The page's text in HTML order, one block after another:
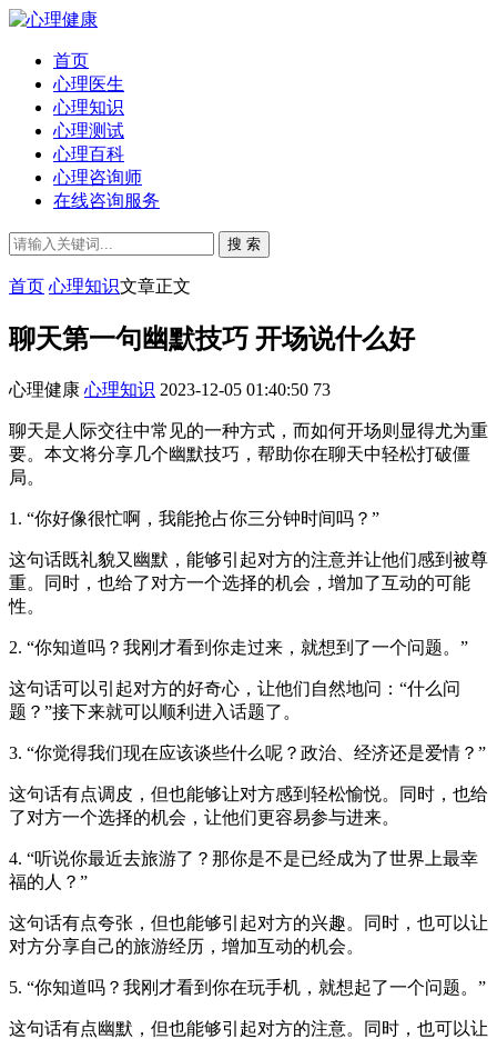
首页
心理医生
心理知识
心理测试
心理百科
心理咨询师
在线咨询服务
搜 索
首页 心理知识文章正文
聊天第一句幽默技巧 开场说什么好
心理健康 心理知识 2023-12-05 01:40:50 73
聊天是人际交往中常见的一种方式，而如何开场则显得尤为重
要。本文将分享几个幽默技巧，帮助你在聊天中轻松打破僵
局。
1. “你好像很忙啊，我能抢占你三分钟时间吗？”
这句话既礼貌又幽默，能够引起对方的注意并让他们感到被尊
重。同时，也给了对方一个选择的机会，增加了互动的可能
性。
2. “你知道吗？我刚才看到你走过来，就想到了一个问题。”
这句话可以引起对方的好奇心，让他们自然地问：“什么问
题？”接下来就可以顺利进入话题了。
3. “你觉得我们现在应该谈些什么呢？政治、经济还是爱情？”
这句话有点调皮，但也能够让对方感到轻松愉悦。同时，也给
了对方一个选择的机会，让他们更容易参与进来。
4. “听说你最近去旅游了？那你是不是已经成为了世界上最幸
福的人？”
这句话有点夸张，但也能够引起对方的兴趣。同时，也可以让
对方分享自己的旅游经历，增加互动的机会。
5. “你知道吗？我刚才看到你在玩手机，就想起了一个问题。”
这句话有点幽默，但也能够引起对方的注意。同时，也可以让